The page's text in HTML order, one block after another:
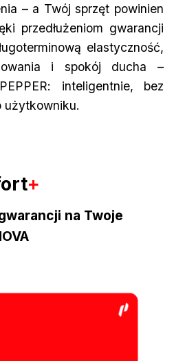
– a Twój sprzęt powinien
przedłużeniom gwarancji
elastyczność,
i spokój ducha –
inteligentnie, bez
użytkowniku.
+
na Twoje